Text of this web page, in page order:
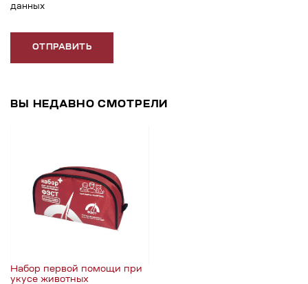
данных
ОТПРАВИТЬ
ВЫ НЕДАВНО СМОТРЕЛИ
Набор первой помощи при
укусе животных